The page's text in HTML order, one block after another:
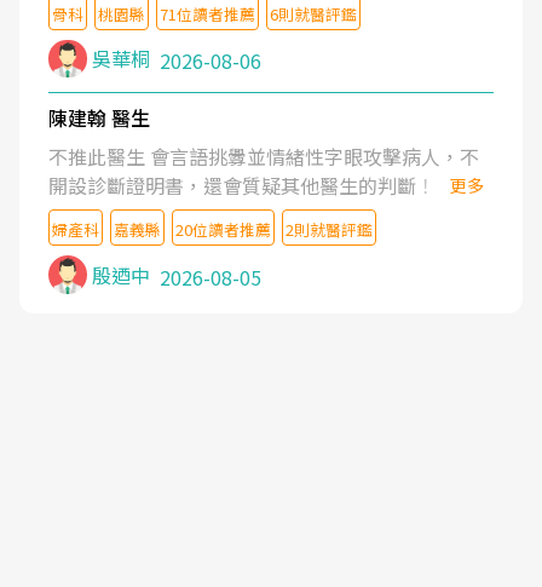
骨科 桃園縣 71位讀者推薦 6則就醫評鑑
吳華桐 2026-08-06
陳建翰 醫生
不推此醫生 會言語挑釁並情緒性字眼攻擊病人，不
開設診斷證明書，還會質疑其他醫生的判斷！
更多
婦產科 嘉義縣 20位讀者推薦 2則就醫評鑑
殷迺中 2026-08-05